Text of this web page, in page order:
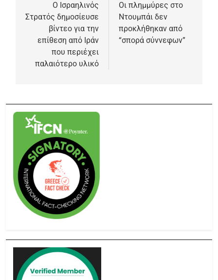
Ο Ισραηλινός
Στρατός δημοσίευσε
βίντεο για την
επίθεση από Ιράν
που περιέχει
παλαιότερο υλικό
Οι πλημμύρες στο
Ντουμπάι δεν
προκλήθηκαν από
“σπορά σύννεφων”